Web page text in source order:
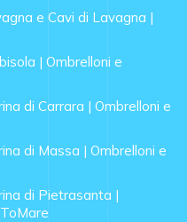
e Cavi di Lavagna |
| Ombrelloni e
di Carrara | Ombrelloni e
di Massa | Ombrelloni e
di Pietrasanta |